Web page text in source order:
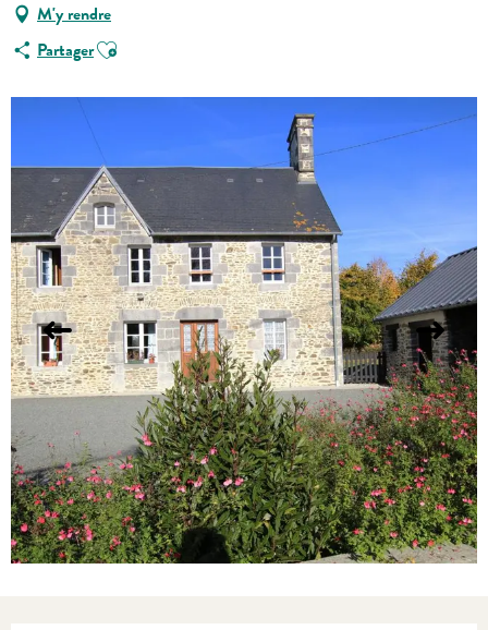
M'y rendre
PartagerAjouter aux favoris